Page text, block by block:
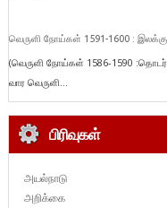
வெருளி நோய்கள் 1591-1600 :
(வெருளி நோய்கள் 1586-1590
வார வெருளி...
பிரிவுகள்
அயல்நாடு
அறிக்கை